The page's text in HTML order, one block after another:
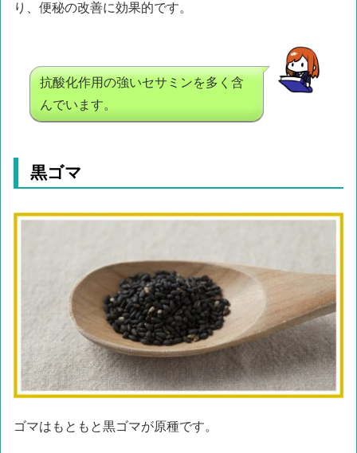
り、便秘の改善に効果的です。
抗酸化作用の強いセサミンを多く含
んでいます。
黒ゴマ
ゴマはもともと黒ゴマが原種です。